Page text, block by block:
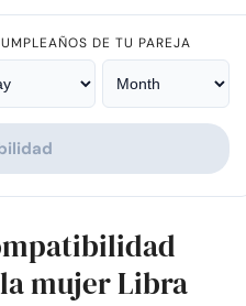
DE TU PAREJA
mujer Libra